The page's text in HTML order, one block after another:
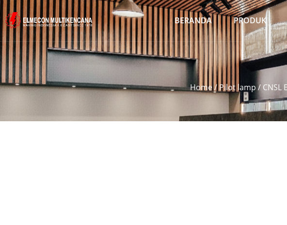
BERANDA PRODUK
Home/ Pilot lamp / CNSL